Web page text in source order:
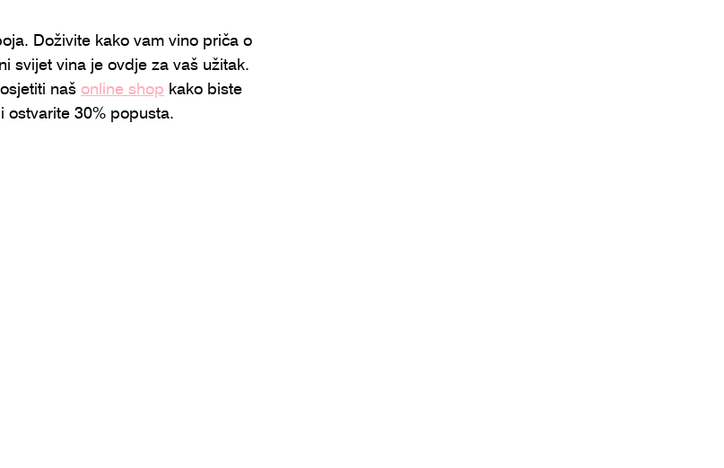
Doživite kako vam vino priča o
svijet vina je ovdje za vaš užitak.
naš online shop kako biste
ostvarite 30% popusta.